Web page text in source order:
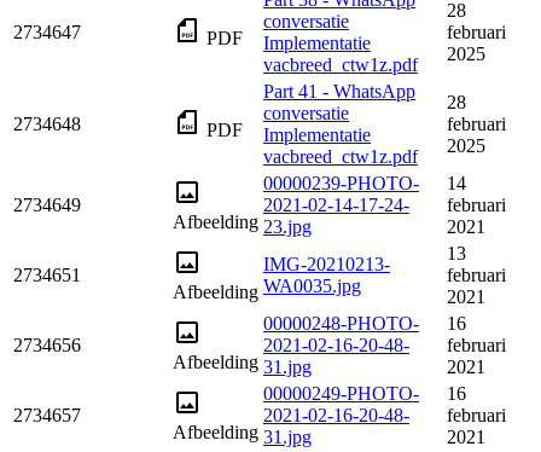
2734647 PDF
conversatie
Implementatie
vacbreed_ctw1z.pdf
28
februari
2025
2734648 PDF
Part 41 - WhatsApp
conversatie
Implementatie
vacbreed_ctw1z.pdf
28
februari
2025
2734649
Afbeelding
00000239-PHOTO-
2021-02-14-17-24-
23.jpg
14
februari
2021
2734651
Afbeelding
IMG-20210213-
WA0035.jpg
13
februari
2021
2734656
Afbeelding
00000248-PHOTO-
2021-02-16-20-48-
31.jpg
16
februari
2021
2734657
Afbeelding
00000249-PHOTO-
2021-02-16-20-48-
31.jpg
16
februari
2021